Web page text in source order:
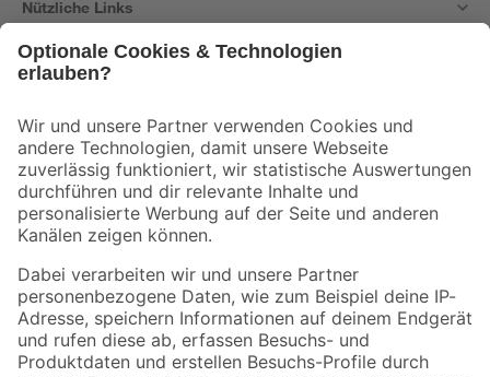
Nützliche Links
Der toom Newsletter: Keine Angebote und Aktionen mehr verpassen!
Zur Newsletter Anmeldung
Folge uns
Zahlungsarten Versandarten